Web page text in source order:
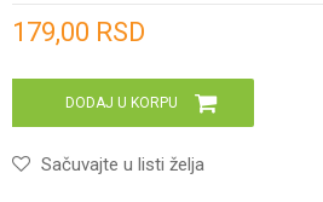
179,00 RSD
DODAJ U KORPU
Sačuvajte u listi želja